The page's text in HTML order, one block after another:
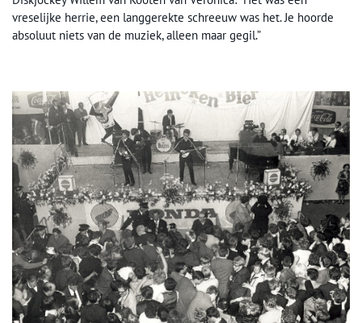
vreselijke herrie, een langgerekte schreeuw was het. Je hoorde
absoluut niets van de muziek, alleen maar gegil.”